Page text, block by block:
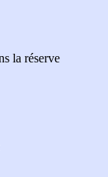
la réserve